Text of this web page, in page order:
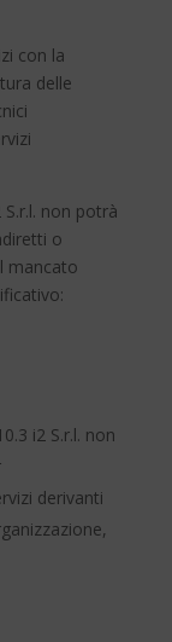
con la
delle
non potrà
o
mancato
i2 S.r.l. non
derivanti